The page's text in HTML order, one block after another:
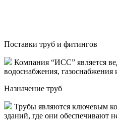
Поставки труб и фитингов
Компания “ИСС” является
водоснабжения,
Назначение труб
Трубы являются ключевым
зданий, где они обеспечивают